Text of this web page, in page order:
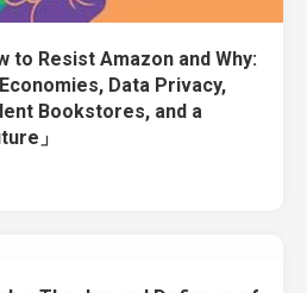
to Resist Amazon and Why:
Data Privacy,
Bookstores, and a
」